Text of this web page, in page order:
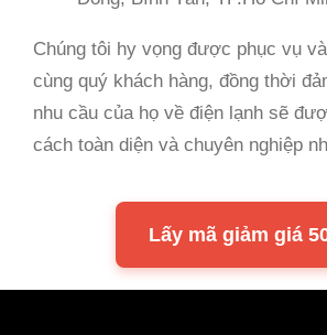
Chúng tôi hy vọng được phục vụ
cùng quý khách hàng, đồng thời
nhu cầu của họ về điện lạnh sẽ
cách toàn diện và chuyên nghiệp
Lấy mã giảm giá